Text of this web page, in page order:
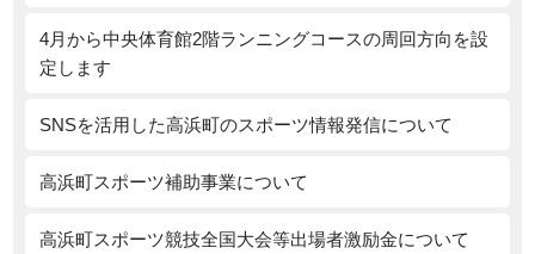
4月から中央体育館2階ランニングコースの周回方向を設
定します
SNSを活用した高浜町のスポーツ情報発信について
高浜町スポーツ補助事業について
高浜町スポーツ競技全国大会等出場者激励金について